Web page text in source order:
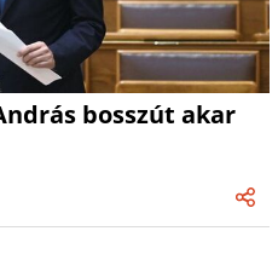
bosszút akar